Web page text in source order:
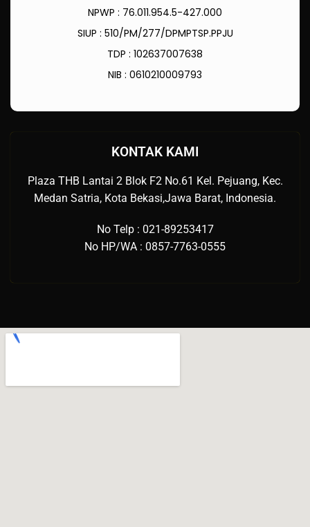
NPWP : 76.011.954.5-427.000
SIUP : 510/PM/277/DPMPTSP.PPJU
TDP : 102637007638
NIB : 0610210009793
KONTAK KAMI
Plaza THB Lantai 2 Blok F2 No.61 Kel. Pejuang, Kec.
Medan Satria, Kota Bekasi,Jawa Barat, Indonesia.
No Telp : 021-89253417
No HP/WA : 0857-7763-0555